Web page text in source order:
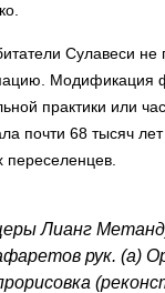
Сулавеси
Модификация
практики или
почти 68 тысяч
переселенцев.
Лианг
рук. (a)